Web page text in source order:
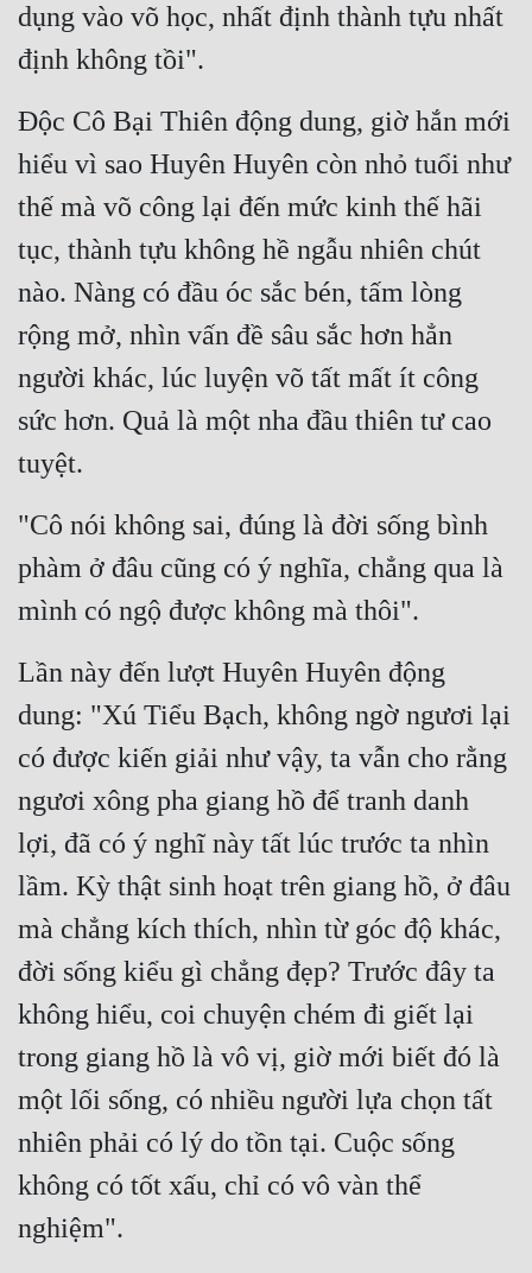
Kinh Dị
Kiếm Hiệp
Kỳ Huyễn
Kỳ Ảo
Linh Dị
Làm Giàu
Mạt Thế
Mỹ Thực
Nữ Cường
Phong Thủy - Tâm Linh
Quan Trường
Quân Sự
Sảng Văn
Sắc
Sủng
Thanh Xuân
Tiên Hiệp
Trinh Thám
dụng vào võ học, nhất định thành tựu nhất
định không tồi".
Độc Cô Bại Thiên động dung, giờ hắn mới
hiểu vì sao Huyên Huyên còn nhỏ tuổi như
thế mà võ công lại đến mức kinh thế hãi
tục, thành tựu không hề ngẫu nhiên chút
nào. Nàng có đầu óc sắc bén, tấm lòng
rộng mở, nhìn vấn đề sâu sắc hơn hẳn
người khác, lúc luyện võ tất mất ít công
sức hơn. Quả là một nha đầu thiên tư cao
tuyệt.
"Cô nói không sai, đúng là đời sống bình
phàm ở đâu cũng có ý nghĩa, chẳng qua là
mình có ngộ được không mà thôi".
Lần này đến lượt Huyên Huyên động
dung: "Xú Tiểu Bạch, không ngờ ngươi lại
có được kiến giải như vậy, ta vẫn cho rằng
ngươi xông pha giang hồ để tranh danh
lợi, đã có ý nghĩ này tất lúc trước ta nhìn
lầm. Kỳ thật sinh hoạt trên giang hồ, ở đâu
mà chẳng kích thích, nhìn từ góc độ khác,
đời sống kiểu gì chẳng đẹp? Trước đây ta
không hiểu, coi chuyện chém đi giết lại
trong giang hồ là vô vị, giờ mới biết đó là
một lối sống, có nhiều người lựa chọn tất
nhiên phải có lý do tồn tại. Cuộc sống
không có tốt xấu, chỉ có vô vàn thể
nghiệm".